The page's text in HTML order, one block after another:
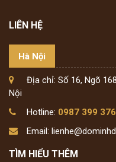
LIÊN HỆ
Hà Nội
Địa chỉ: Số 16, Ngõ
Nội
Hotline: 0987 399 376
Email:
TÌM HIỂU THÊM